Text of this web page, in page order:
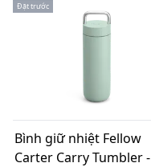
Đặt trước
Bình giữ nhiệt Fellow
Carter Carry Tumbler -